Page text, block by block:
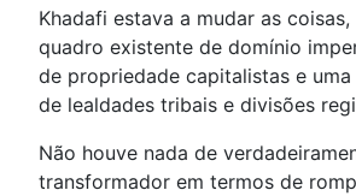
Khadafi estava a mudar as
quadro existente de domínio
de propriedade capitalistas e
de lealdades tribais e divisões
Não houve nada de
transformador em termos de